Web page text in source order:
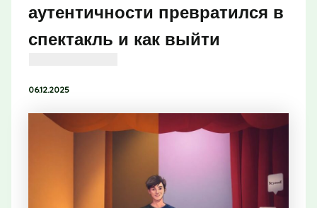
аутентичности превратился в
спектакль и как выйти
06.12.2025